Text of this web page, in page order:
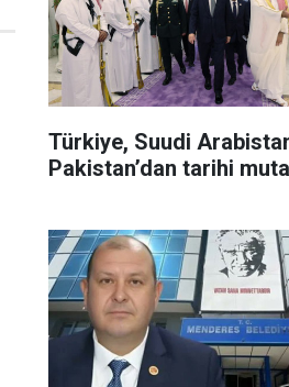
Türkiye, Suudi
Pakistan’dan tarihi